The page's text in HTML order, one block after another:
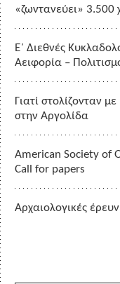
«ζωντανεύει» 3.500
Ε΄ Διεθνές
Αειφορία –
Γιατί στολίζονταν
στην Αργολίδα
American Society of
Call for papers
Αρχαιολογικές